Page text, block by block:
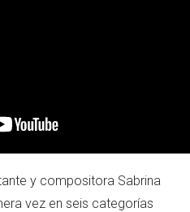
y compositora Sabrina
vez en seis categorías